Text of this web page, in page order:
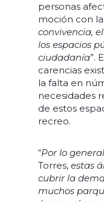
personas
moción con
convivencia,
los espacios
ciudadanía”.
carencias
la falta en
necesidades
de estos
recreo.
“Por lo general
Torres, estas
cubrir la
muchos